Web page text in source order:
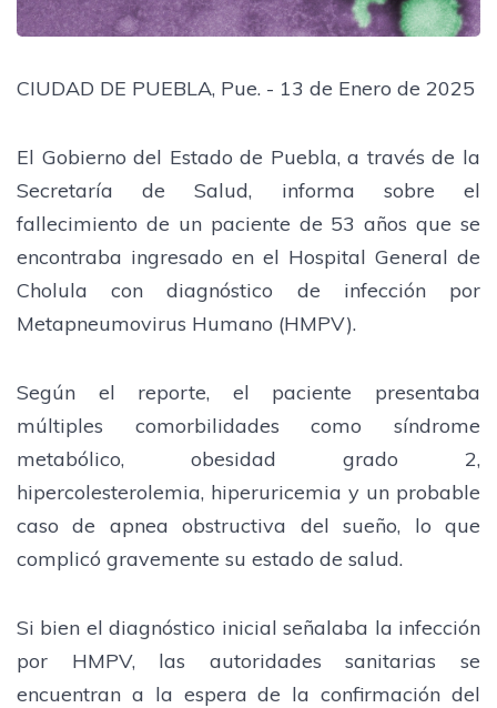
CIUDAD DE PUEBLA, Pue. - 13 de Enero de 2025
El Gobierno del Estado de Puebla, a través de la
Secretaría de Salud, informa sobre el
fallecimiento de un paciente de 53 años que se
encontraba ingresado en el Hospital General de
Cholula con diagnóstico de infección por
Metapneumovirus Humano (HMPV).
Según el reporte, el paciente presentaba
múltiples comorbilidades como síndrome
metabólico, obesidad grado 2,
hipercolesterolemia, hiperuricemia y un probable
caso de apnea obstructiva del sueño, lo que
complicó gravemente su estado de salud.
Si bien el diagnóstico inicial señalaba la infección
por HMPV, las autoridades sanitarias se
encuentran a la espera de la confirmación del